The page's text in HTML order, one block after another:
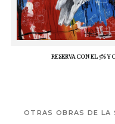
RESERVA CON EL 5%
OTRAS OBRAS DE LA